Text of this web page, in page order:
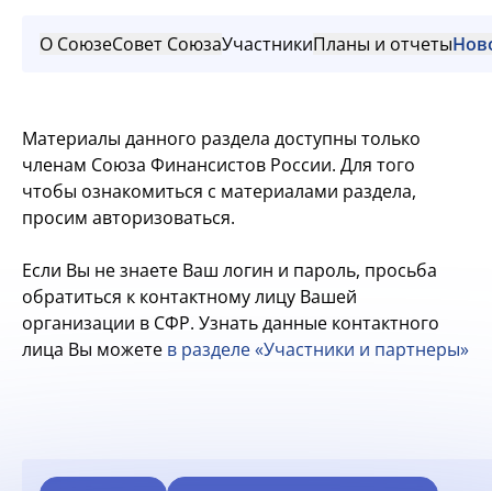
О СоюзеСовет СоюзаУчастникиПланы и отчеты
Материалы данного раздела доступны только
членам Союза Финансистов России. Для того
чтобы ознакомиться с материалами раздела,
просим авторизоваться.
Если Вы не знаете Ваш логин и пароль, просьба
обратиться к контактному лицу Вашей
организации в СФР. Узнать данные контактного
лица Вы можете в разделе «Участники и партнеры»